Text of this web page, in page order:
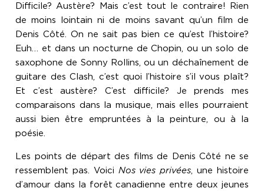
Difficile? Austère? Mais c’est tout le contraire! Rien
de moins lointain ni de moins savant qu’un film de
Denis Côté. On ne sait pas bien ce qu’est l’histoire?
Euh… et dans un nocturne de Chopin, ou un solo de
saxophone de Sonny Rollins, ou un déchaînement de
guitare des Clash, c’est quoi l’histoire s’il vous plaît?
Et c’est austère? C’est difficile? Je prends mes
comparaisons dans la musique, mais elles pourraient
aussi bien être empruntées à la peinture, ou à la
poésie.
Les points de départ des films de Denis Côté ne se
ressemblent pas. Voici Nos vies privées, une histoire
d’amour dans la forêt canadienne entre deux jeunes